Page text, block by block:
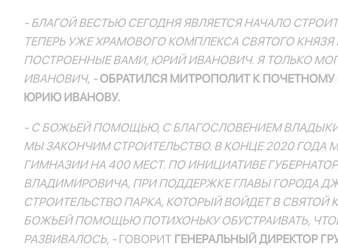
- БЛАГОЙ ВЕСТЬЮ СЕГОДНЯ ЯВЛЯЕТСЯ НАЧАЛО
ТЕПЕРЬ УЖЕ ХРАМОВОГО КОМПЛЕКСА СВЯТОГО
ПОСТРОЕННЫЕ ВАМИ, ЮРИЙ ИВАНОВИЧ. Я ТОЛЬКО
ИВАНОВИЧ, -ОБРАТИЛСЯ МИТРОПОЛИТ К ПОЧЕТНОМУ
ЮРИЮ ИВАНОВУ.
- С БОЖЬЕЙ ПОМОЩЬЮ, С БЛАГОСЛОВЕНИЕМ
МЫ ЗАКОНЧИМ СТРОИТЕЛЬСТВО. В КОНЦЕ 2020 ГОДА
ГИМНАЗИИ НА 400 МЕСТ. ПО ИНИЦИАТИВЕ
ВЛАДИМИРОВИЧА, ПРИ ПОДДЕРЖКЕ ГЛАВЫ ГОРОДА
СТРОИТЕЛЬСТВО ПАРКА, КОТОРЫЙ ВОЙДЕТ В СВЯТОЙ
БОЖЬЕЙ ПОМОЩЬЮ ПОТИХОНЬКУ ОБУСТРАИВАТЬ,
РАЗВИВАЛОСЬ, - ГОВОРИТ ГЕНЕРАЛЬНЫЙ ДИРЕКТОР